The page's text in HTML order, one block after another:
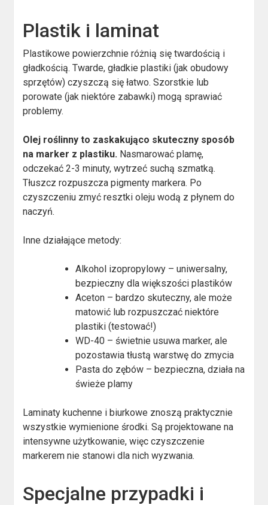
Plastik i laminat
Plastikowe powierzchnie różnią się twardością i
gładkością. Twarde, gładkie plastiki (jak obudowy
sprzętów) czyszczą się łatwo. Szorstkie lub
porowate (jak niektóre zabawki) mogą sprawiać
problemy.
Olej roślinny to zaskakująco skuteczny sposób
na marker z plastiku. Nasmarować plamę,
odczekać 2-3 minuty, wytrzeć suchą szmatką.
Tłuszcz rozpuszcza pigmenty markera. Po
czyszczeniu zmyć resztki oleju wodą z płynem do
naczyń.
Inne działające metody:
Alkohol izopropylowy – uniwersalny,
bezpieczny dla większości plastików
Aceton – bardzo skuteczny, ale może
matowić lub rozpuszczać niektóre
plastiki (testować!)
WD-40 – świetnie usuwa marker, ale
pozostawia tłustą warstwę do zmycia
Pasta do zębów – bezpieczna, działa na
świeże plamy
Laminaty kuchenne i biurkowe znoszą praktycznie
wszystkie wymienione środki. Są projektowane na
intensywne użytkowanie, więc czyszczenie
markerem nie stanowi dla nich wyzwania.
Specjalne przypadki i